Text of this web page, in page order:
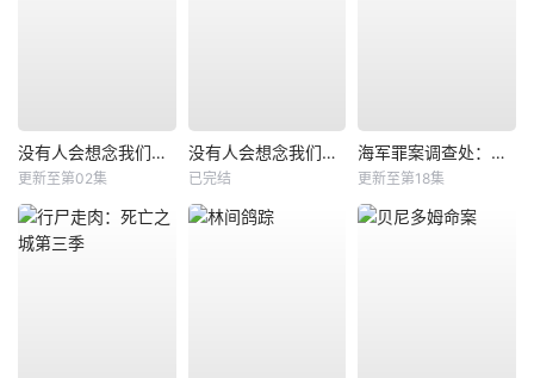
没有人会想念我们第二季
更新至第02集
没有人会想念我们第一季
已完结
海军罪案调查处：悉尼第三季
更新至第18集